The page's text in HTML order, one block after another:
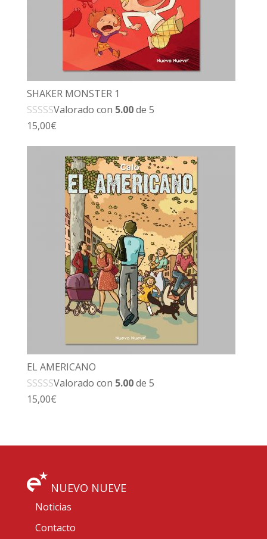
SHAKER MONSTER 1
Valorado con 5.00de 5
15,00€
EL AMERICANO
Valorado con 5.00de 5
15,00€
NUEVO NUEVE
Noticias
Contacto